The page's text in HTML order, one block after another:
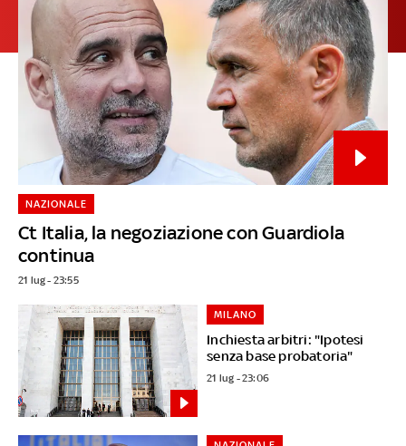
Ct Italia, la negoziazione con Guardiola
continua
NAZIONALE
21 lug - 23:55
Inchiesta arbitri: "Ipotesi
senza base probatoria"
MILANO
21 lug - 23:06